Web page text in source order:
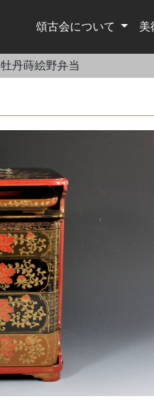
頌古会について 美
牡丹蒔絵野弁当